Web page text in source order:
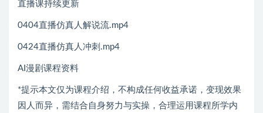
直播课持续更新
0404直播仿真人解说流.mp4
0424直播仿真人冲刺.mp4
AI漫剧课程资料
*提示本文仅为课程介绍，不构成任何收益承诺，变现效果
因人而异，需结合自身努力与实操，合理运用课程所学内